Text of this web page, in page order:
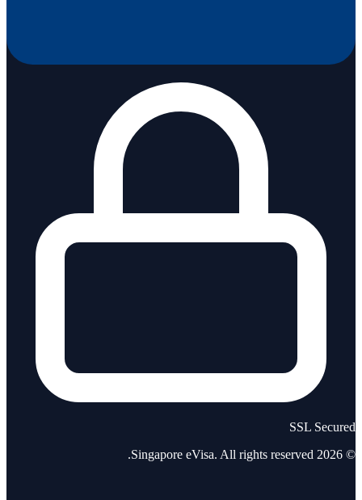
SSL Secured
©
2026
Singapore eVisa. All rights reserved.